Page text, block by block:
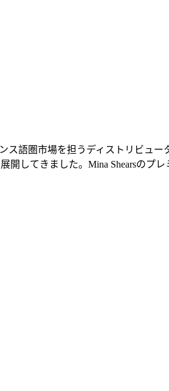
ス語圏市場を担うディストリビュ
してきました。Mina Shearsのプ